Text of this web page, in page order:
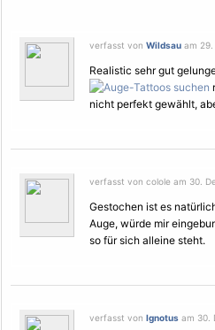
verfasst von Wildsau am 29.
Realistic sehr gut
nicht perfekt gewählt,
verfasst von colole am 30.
Gestochen ist es
Auge, würde mir
so für sich alleine steht.
verfasst von Ignotus am 30.